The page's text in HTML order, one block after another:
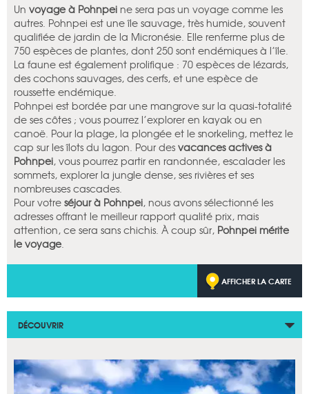
Un voyage à Pohnpei ne sera pas un voyage comme les
autres. Pohnpei est une île sauvage, très humide, souvent
qualifiée de jardin de la Micronésie. Elle renferme plus de
750 espèces de plantes, dont 250 sont endémiques à l’île.
La faune est également prolifique : 70 espèces de lézards,
des cochons sauvages, des cerfs, et une espèce de
roussette endémique.
Pohnpei est bordée par une mangrove sur la quasi-totalité
de ses côtes ; vous pourrez l’explorer en kayak ou en
canoë. Pour la plage, la plongée et le snorkeling, mettez le
cap sur les îlots du lagon. Pour des vacances actives à
Pohnpei, vous pourrez partir en randonnée, escalader les
sommets, explorer la jungle dense, ses rivières et ses
nombreuses cascades.
Pour votre séjour à Pohnpei, nous avons sélectionné les
adresses offrant le meilleur rapport qualité prix, mais
attention, ce sera sans chichis. À coup sûr, Pohnpei mérite
le voyage.
AFFICHER LA CARTE
DÉCOUVRIR